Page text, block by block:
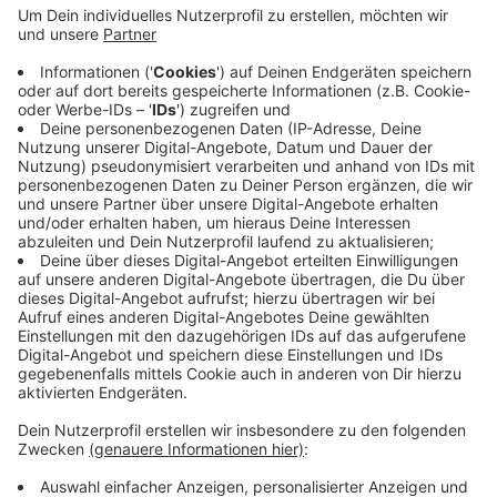
Veröffentlicht:Montag, 06.07.2026 11:46
Anzeige
Die Stadt saniert in den kommenden Nächten bis
Donnerstag jeweils zwischen 22 und 5 Uhr kleinere
Asphaltflächen auf mehreren Straßen in Münsters
Westen. Die Arbeiten sorgen für Vollsperrungen.
Welche Straßen alle betroffen sindHIER
Anzeige